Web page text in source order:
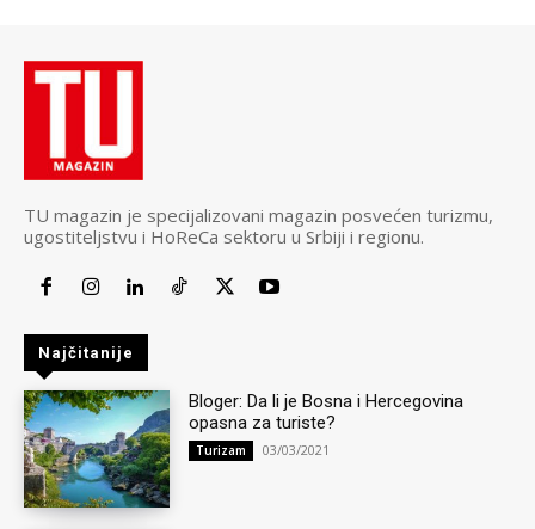
TU magazin je specijalizovani magazin posvećen turizmu,
ugostiteljstvu i HoReCa sektoru u Srbiji i regionu.
Najčitanije
Bloger: Da li je Bosna i Hercegovina
opasna za turiste?
Turizam 03/03/2021